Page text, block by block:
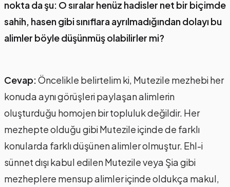
nokta da şu: O sıralar henüz hadisler net bir biçimde
sahih, hasen gibi sınıflara ayrılmadığından dolayı bu
alimler böyle düşünmüş olabilirler mi?
Cevap:Öncelikle belirtelim ki, Mutezile mezhebi her
konuda aynı görüşleri paylaşan alimlerin
oluşturduğu homojen bir topluluk değildir. Her
mezhepte olduğu gibi Mutezile içinde de farklı
konularda farklı düşünen alimler olmuştur. Ehl-i
sünnet dışı kabul edilen Mutezile veya Şia gibi
mezheplere mensup alimler içinde oldukça makul,